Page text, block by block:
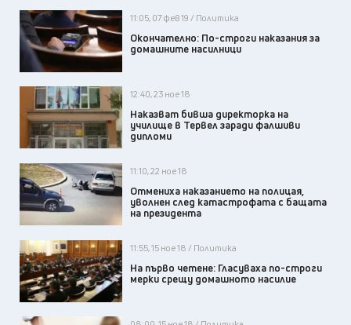
11:05, 07 фев 19 / Политика
Окончателно: По-строги наказания за
домашните насилници
12:40, 23 ное 18
Наказват бивша директорка на
училище в Тервел заради фалшиви
дипломи
11:10, 22 ное 18
Отмениха наказанието на полицая,
уволнен след катастрофата с бащата
на президента
11:55, 15 ное 18 / Политика
На първо четене: Гласуваха по-строги
мерки срещу домашното насилие